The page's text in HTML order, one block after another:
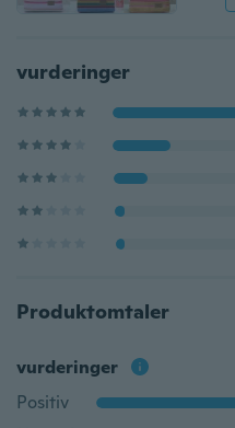
vurderinger
Produktomtaler
vurderinger
Positiv